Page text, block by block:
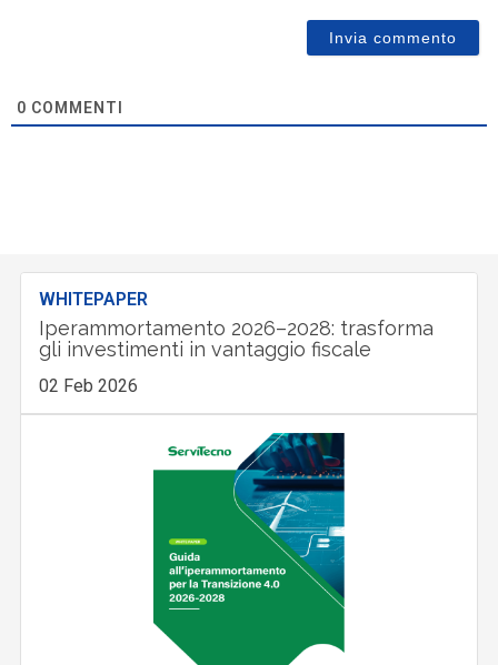
0 COMMENTI
WHITEPAPER
Iperammortamento 2026–2028: trasforma
gli investimenti in vantaggio fiscale
02 Feb 2026